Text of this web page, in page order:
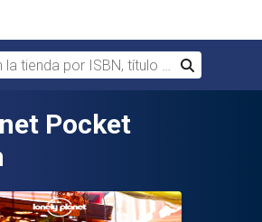
tienda por ISBN, título o autor
Buscar
Pocket